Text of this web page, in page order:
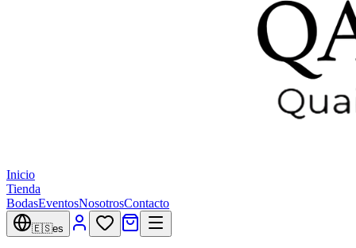
Inicio
Tienda
BodasEventosNosotrosContacto
🇪🇸es